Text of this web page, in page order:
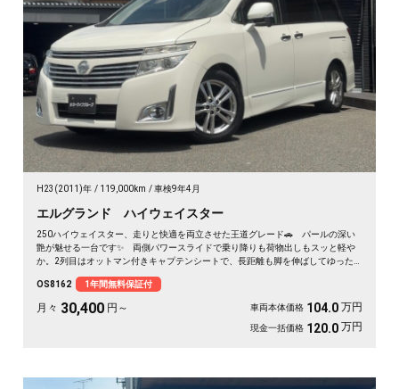
H23(2011)年 119,000km 車検9年4月
エルグランド ハイウェイスター
250ハイウェイスター、走りと快適を両立させた王道グレード🚗 パールの深い
艶が魅せる一台です✨ 両側パワースライドで乗り降りも荷物出しもスッと軽や
か。2列目はオットマン付きキャプテンシートで、長距離も脚を伸ばしてゆった
遠出も、休日のドライブも心地よい移動空間に👑 冬の夜道も明るいHIDで安心
の一台です《1年保証付》😎
OS8162 1年間無料保証付
月々 30,400 円～ 車両本体価格 104.0 万円
現金一括価格 120.0 万円